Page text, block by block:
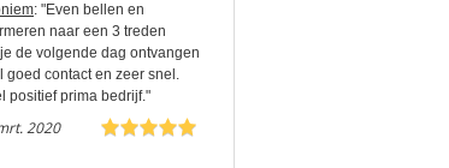
: "Even bellen en
naar een 3 treden
de volgende dag ontvangen
goed contact en zeer snel.
positief prima bedrijf."
2020